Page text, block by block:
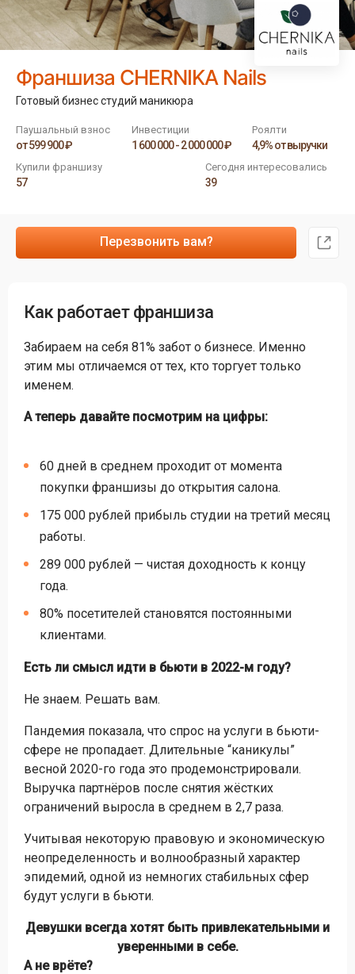
Франшиза CHERNIKA Nails
Готовый бизнес студий маникюра
Паушальный взнос
от 599 900 ₽
Инвестиции
1 600 000 - 2 000 000 ₽
Роялти
4,9% от выручки
Купили франшизу
57
Сегодня интересовались
39
Перезвонить вам?
Как работает франшиза
Забираем на себя 81% забот о бизнесе. Именно
этим мы отличаемся от тех, кто торгует только
именем.
А теперь давайте посмотрим на цифры:
60 дней в среднем проходит от момента
покупки франшизы до открытия салона.
175 000 рублей прибыль студии на третий месяц
работы.
289 000 рублей — чистая доходность к концу
года.
80% посетителей становятся постоянными
клиентами.
Есть ли смысл идти в бьюти в 2022-м году?
Не знаем. Решать вам.
Пандемия показала, что спрос на услуги в бьюти-
сфере не пропадает. Длительные “каникулы”
весной 2020-го года это продемонстрировали.
Выручка партнёров после снятия жёстких
ограничений выросла в среднем в 2,7 раза.
Учитывая некоторую правовую и экономическую
неопределенность и волнообразный характер
эпидемий, одной из немногих стабильных сфер
будут услуги в бьюти.
Девушки всегда хотят быть привлекательными и
уверенными в себе.
А не врёте?